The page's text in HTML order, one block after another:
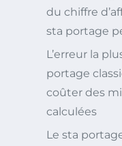
du chiffre
sta portage
L’erreur la
portage
coûter des
calculées
Le sta